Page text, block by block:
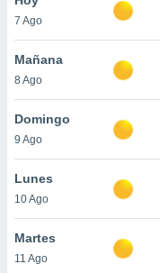
y
en
más
de
7 Ago
Mañana
8 Ago
Domingo
9 Ago
Lunes
10 Ago
Martes
11 Ago